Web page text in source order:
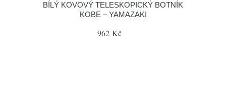
BÍLÝ KOVOVÝ TELESKOPICKÝ BOTNÍK
KOBE – YAMAZAKI
962 Kč